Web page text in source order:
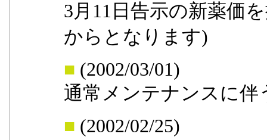
3月11日告示の新薬価
からとなります)
■ (2002/03/01)
通常メンテナンスに
■ (2002/02/25)